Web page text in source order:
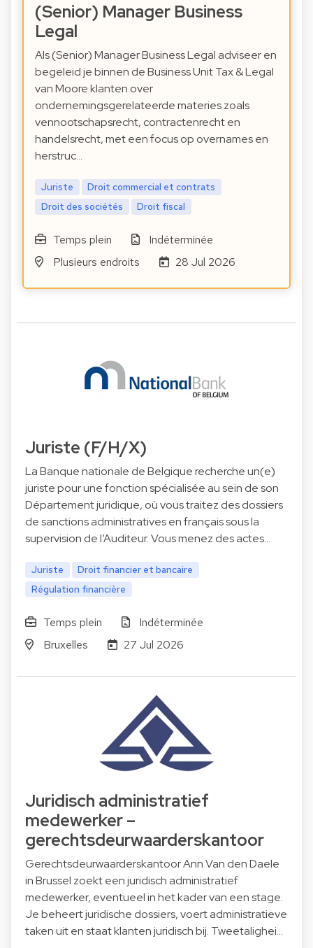
(Senior) Manager Business
Legal
Als (Senior) Manager Business Legal adviseer en
begeleid je binnen de Business Unit Tax & Legal
van Moore klanten over
ondernemingsgerelateerde materies zoals
vennootschapsrecht, contractenrecht en
handelsrecht, met een focus op overnames en
herstruc…
Juriste
Droit commercial et contrats
Droit des sociétés
Droit fiscal
Temps plein
Indéterminée
Plusieurs endroits
28 Jul 2026
Juriste (F/H/X)
La Banque nationale de Belgique recherche un(e)
juriste pour une fonction spécialisée au sein de son
Département juridique, où vous traitez des dossiers
de sanctions administratives en français sous la
supervision de l’Auditeur. Vous menez des actes…
Juriste
Droit financier et bancaire
Régulation financière
Temps plein
Indéterminée
Bruxelles
27 Jul 2026
Juridisch administratief
medewerker –
gerechtsdeurwaarderskantoor
Gerechtsdeurwaarderskantoor Ann Van den Daele
in Brussel zoekt een juridisch administratief
medewerker, eventueel in het kader van een stage.
Je beheert juridische dossiers, voert administratieve
taken uit en staat klanten juridisch bij. Tweetalighei…